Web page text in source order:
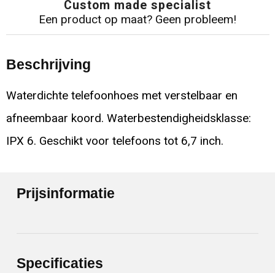
Custom made specialist
Een product op maat? Geen probleem!
Beschrijving
Waterdichte telefoonhoes met verstelbaar en
afneembaar koord. Waterbestendigheidsklasse:
IPX 6. Geschikt voor telefoons tot 6,7 inch.
Prijsinformatie
Specificaties